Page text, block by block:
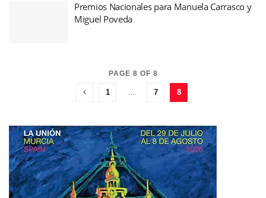
Premios Nacionales para Manuela Carrasco y
Miguel Poveda
PAGE 8 OF 8
1 7 8